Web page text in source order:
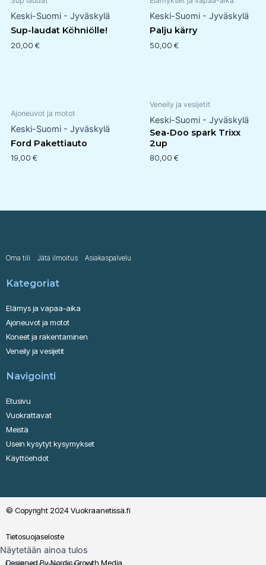
Näytetään ainoa tulos
Keski-Suomi - Jyväskylä
Sup-laudat Köhniölle!
20,00 €
Keski-Suomi - Jyväskylä
Palju kärry
50,00 €
Ajoneuvot ja motot
Keski-Suomi - Jyväskylä
Ford Pakettiauto
19,00 €
Veneily ja vesijetit
Keski-Suomi - Jyväskylä
Sea-Doo spark Trixx
2up
80,00 €
Oma tili Jätä ilmoitus Asiakaspalvelu
Kategoriat
Elämys ja vapaa-aika
Ajoneuvot ja motot
Koneet ja rakentaminen
Veneily ja vesijetit
Navigointi
Etusivu
Vuokrattavat
Meistä
Usein kysytyt kysymykset
Käyttöehdot
© Copyright 2024 Vuokraanetissä.fi
Tietosuojaseloste
Designed By Nordic Growth Media